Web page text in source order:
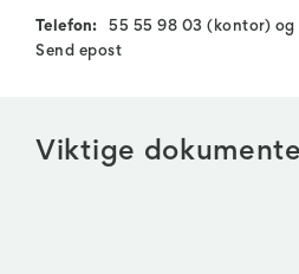
Telefon:
55 55 98 03 (kontor)
Send epost
Viktige